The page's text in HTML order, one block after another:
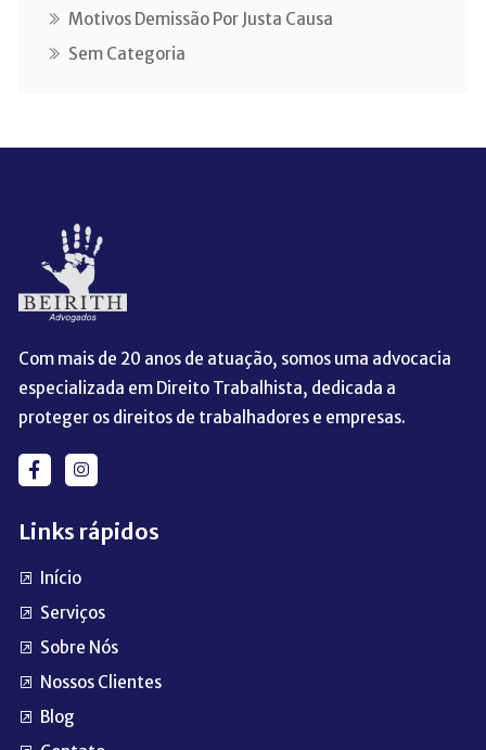
Motivos Demissão Por Justa Causa
Sem Categoria
Com mais de 20 anos de atuação, somos uma advocacia
especializada em Direito Trabalhista, dedicada a
proteger os direitos de trabalhadores e empresas.
Links rápidos
Início
Serviços
Sobre Nós
Nossos Clientes
Blog